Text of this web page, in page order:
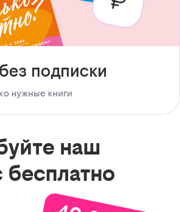
подписки
нужные книги
наш
бесплатно